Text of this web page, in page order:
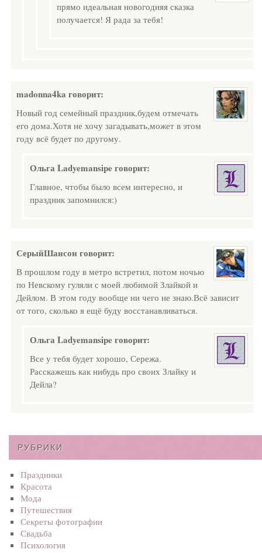
прямо идеальная новогодняя сказка
получается! Я рада за тебя!
madonna4ka говорит:
Новый год семейный праздник,будем отмечать
его дома.Хотя не хочу загадывать,может в этом
году всё будет по другому.
Ольга Ladyemansipe говорит:
Главное, чтобы было всем интересно, и
праздник запомнился:)
СерыйШансон говорит:
В прошлом году в метро встретил, потом ночью
по Невскому гуляли с моей любимой Злайкой и
Дейлом. В этом году вообще ни чего не знаю.Всё зависит
от того, сколько я ещё буду восстанавливаться.
Ольга Ladyemansipe говорит:
Все у тебя будет хорошо, Сережа.
Расскажешь как нибудь про своих Злайку и
Дейла?
РУБРИКИ
Праздники
Красота
Мода
Путешествия
Секреты фотографии
Свадьба
Психология